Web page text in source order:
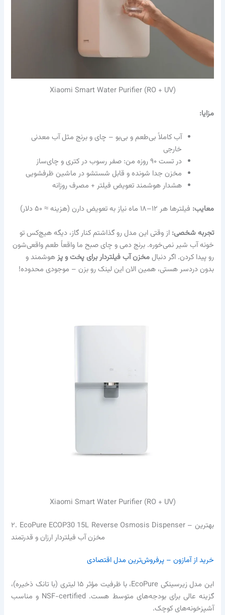
Xiaomi Smart Water Purifier (RO + UV)
مزایا:
آب کاملاً بی‌طعم و بی‌بو – چای و برنج مثل آب معدنی
خارجی
در تست ۹۰ روزه من: صفر رسوب در کتری و چای‌ساز
مخزن جدا شونده و قابل شستشو در ماشین ظرفشویی
هشدار هوشمند تعویض فیلتر + مصرف روزانه
معایب: فیلترها هر ۱۲–۱۸ ماه نیاز به تعویض دارن (هزینه ≈ ۵۰ دلار)
تجربه شخصی: از وقتی این مدل رو گذاشتم کنار گاز، دیگه هیچ‌کس تو
خونه آب شیر نمی‌خوره. برنج دمی و چای صبح ما واقعاً طعم واقعی‌شون
رو پیدا کردن. اگر دنبالمخزن آب فیلتردار برای پخت و پز هوشمند و
بدون دردسر هستی، همین الان این لینک رو بزن – موجودی محدوده!
Xiaomi Smart Water Purifier (RO + UV)
۲. EcoPure ECOP30 15L Reverse Osmosis Dispenser – بهترین
مخزن آب فیلتردار ارزان و قدرتمند
خرید از آمازون – پرفروش‌ترین مدل اقتصادی
این مدل زیرسینکی EcoPure، با ظرفیت مؤثر ۱۵ لیتری (با تانک ذخیره)،
گزینه عالی برای بودجه‌های متوسط هست. NSF-certified و مناسب
آشپزخونه‌های کوچک.